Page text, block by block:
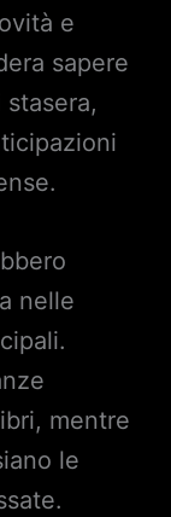
e
sapere
nelle
mentre
le